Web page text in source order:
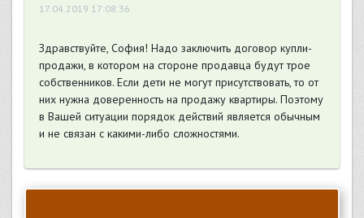
17.04.2019 17:08:36
Здравствуйте, София! Надо заключить договор купли-
продажи, в котором на стороне продавца будут трое
собственников. Если дети не могут присутствовать, то от
них нужна доверенность на продажу квартиры. Поэтому
в Вашей ситуации порядок действий является обычным
и не связан с какими-либо сложностями.